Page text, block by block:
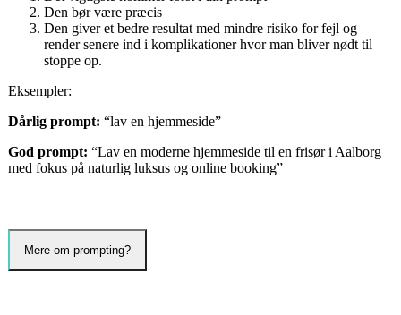
Den bør være præcis
Den giver et bedre resultat med mindre risiko for fejl og
render senere ind i komplikationer hvor man bliver nødt til
stoppe op.
Eksempler:
Dårlig prompt: “lav en hjemmeside”
God prompt: “Lav en moderne hjemmeside til en frisør i Aalborg
med fokus på naturlig luksus og online booking”
Mere om prompting?